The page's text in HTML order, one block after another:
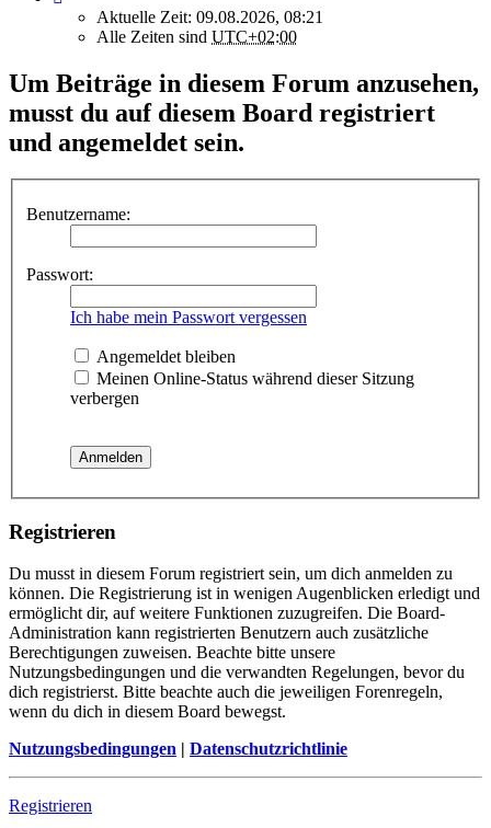
Aktuelle Zeit: 09.08.2026, 08:21
Alle Zeiten sind UTC+02:00
Um Beiträge in diesem Forum anzusehen,
musst du auf diesem Board registriert
und angemeldet sein.
Benutzername:
Passwort:
Ich habe mein Passwort vergessen
Angemeldet bleiben
Meinen Online-Status während dieser Sitzung
verbergen
Registrieren
Du musst in diesem Forum registriert sein, um dich anmelden zu
können. Die Registrierung ist in wenigen Augenblicken erledigt und
ermöglicht dir, auf weitere Funktionen zuzugreifen. Die Board-
Administration kann registrierten Benutzern auch zusätzliche
Berechtigungen zuweisen. Beachte bitte unsere
Nutzungsbedingungen und die verwandten Regelungen, bevor du
dich registrierst. Bitte beachte auch die jeweiligen Forenregeln,
wenn du dich in diesem Board bewegst.
Nutzungsbedingungen | Datenschutzrichtlinie
Registrieren